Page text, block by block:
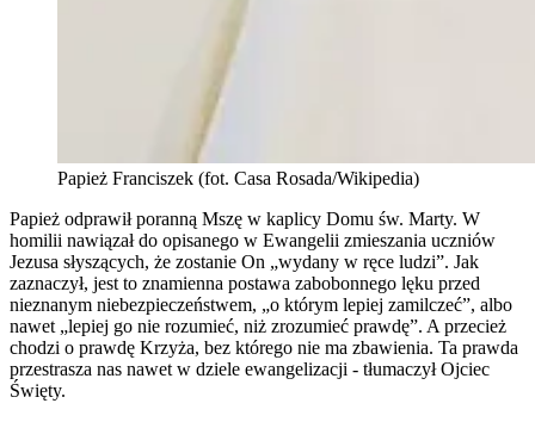
Papież Franciszek (fot. Casa Rosada/Wikipedia)
Papież odprawił poranną Mszę w kaplicy Domu św. Marty. W
homilii nawiązał do opisanego w Ewangelii zmieszania uczniów
Jezusa słyszących, że zostanie On „wydany w ręce ludzi”. Jak
zaznaczył, jest to znamienna postawa zabobonnego lęku przed
nieznanym niebezpieczeństwem, „o którym lepiej zamilczeć”, albo
nawet „lepiej go nie rozumieć, niż zrozumieć prawdę”. A przecież
chodzi o prawdę Krzyża, bez którego nie ma zbawienia. Ta prawda
przestrasza nas nawet w dziele ewangelizacji - tłumaczył Ojciec
Święty.